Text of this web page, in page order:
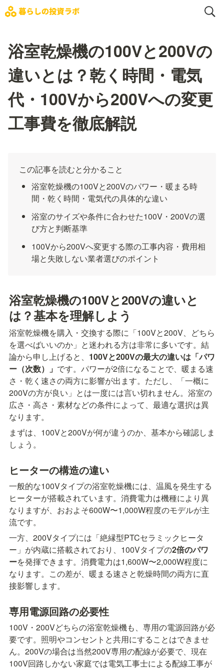
浴室乾燥機の100Vと200Vの
違いとは？乾く時間・電気
代・100Vから200Vへの変更
工事費を徹底解説
この記事を読むと分かること
浴室乾燥機の100Vと200Vのパワー・暖まる時
間・乾く時間・電気代の具体的な違い
浴室のサイズや条件に合わせた100V・200Vの選
び方と判断基準
100Vから200Vへ変更する際の工事内容・費用相
場と失敗しない業者選びのポイント
浴室乾燥機の100Vと200Vの違いと
は？基本を理解しよう
浴室乾燥機を購入・交換する際に「100Vと200V、どちら
を選べばいいのか」と迷われる方は非常に多いです。結
論から申し上げると、 100Vと200Vの最大の違いは「パワ
ー（次数）」 です。パワーが2倍になることで、暖まる速
さ・乾く速さの両方に影響が出ます。ただし、「一概に
200Vの方が良い」とは一度には言い切れません。浴室の
広さ・高さ・素材などの条件によって、最適な選択は異
なります。
まずは、100Vと200Vが何が違うのか、基本から確認しま
しょう。
ヒーターの構造の違い
一般的な100Vタイプの浴室乾燥機には、温風を発生する
ヒーターが搭載されています。消費電力は機種により異
なりますが、おおよそ600W〜1,000W程度のモデルが主
流です。
一方、200Vタイプには「絶縁型PTCセラミックヒータ
ー」が内蔵に搭載されており、100Vタイプの2倍のパワ
ーを発揮できます。消費電力は1,600W〜2,000W程度に
なります。この差が、暖まる速さと乾燥時間の両方に直
接影響します。
専用電源回路の必要性
100V・200Vどちらの浴室乾燥機も、専用の電源回路が必
要です。照明やコンセントと共用にすることはできませ
ん。200Vの場合は当然200V専用の配線が必要で、現在
100V回路しかない家庭では電気工事士による配線工事が